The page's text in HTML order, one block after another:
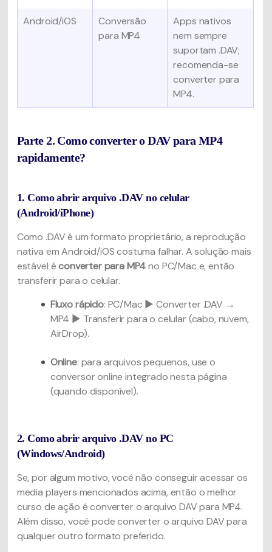
Android/iOS
Conversão
para MP4
Apps nativos
nem sempre
suportam .DAV;
recomenda-se
converter para
MP4.
Parte 2. Como converter o DAV para MP4
rapidamente?
1. Como abrir arquivo .DAV no celular
(Android/iPhone)
Como .DAV é um formato proprietário, a reprodução
nativa em Android/iOS costuma falhar. A solução mais
estável éconverter para MP4no PC/Mac e, então
transferir para o celular.
Fluxo rápido: PC/Mac ▶ Converter .DAV →
MP4 ▶ Transferir para o celular (cabo, nuvem,
AirDrop).
Online: para arquivos pequenos, use o
conversor online integrado nesta página
(quando disponível).
2. Como abrir arquivo .DAV no PC
(Windows/Android)
Se, por algum motivo, você não conseguir acessar os
media players mencionados acima, então o melhor
curso de ação é converter o arquivo DAV para MP4.
Além disso, você pode converter o arquivo DAV para
qualquer outro formato preferido.